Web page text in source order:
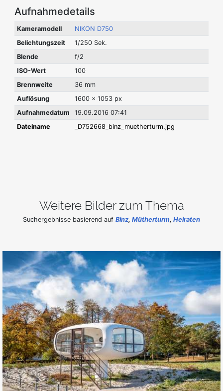
Aufnahmedetails
Kameramodell
NIKON D750
Belichtungszeit
1/250 Sek.
Blende
f/2
ISO-Wert
100
Brennweite
36 mm
Auflösung
1600 x 1053 px
Aufnahmedatum
19.09.2016 07:41
Dateiname
_D752668_binz_muetherturm.jpg
Weitere Bilder zum Thema
Suchergebnisse basierend auf Binz, Mütherturm, Heiraten